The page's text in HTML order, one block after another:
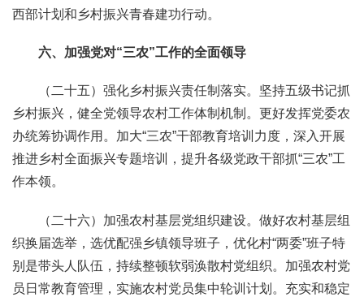
西部计划和乡村振兴青春建功行动。
六、加强党对“三农”工作的全面领导
（二十五）强化乡村振兴责任制落实。坚持五级书记抓
乡村振兴，健全党领导农村工作体制机制。更好发挥党委农
办统筹协调作用。加大“三农”干部教育培训力度，深入开展
推进乡村全面振兴专题培训，提升各级党政干部抓“三农”工
作本领。
（二十六）加强农村基层党组织建设。做好农村基层组
织换届选举，选优配强乡镇领导班子，优化村“两委”班子特
别是带头人队伍，持续整顿软弱涣散村党组织。加强农村党
员日常教育管理，实施农村党员集中轮训计划。充实和稳定